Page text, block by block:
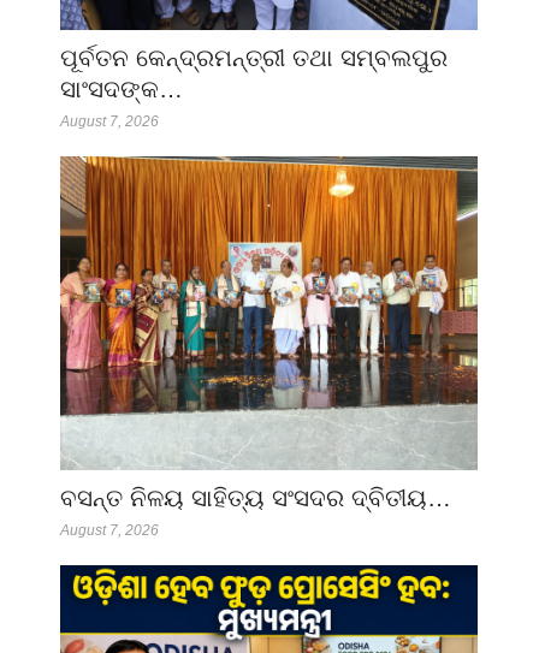
ପୂର୍ବତନ କେନ୍ଦ୍ରମନ୍ତ୍ରୀ ତଥା ସମ୍ବଲପୁର
ସାଂସଦଙ୍କ…
August 7, 2026
ବସନ୍ତ ନିଳୟ ସାହିତ୍ୟ ସଂସଦର ଦ୍ବିତୀୟ…
August 7, 2026